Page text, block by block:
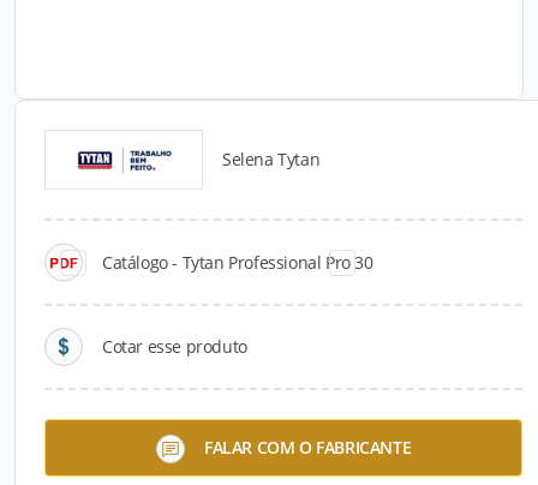
Selena Tytan
Catálogo - Tytan Professional Pro 30
Cotar esse produto
FALAR COM O FABRICANTE
Catálogos para Download
Espuma Expansiva de